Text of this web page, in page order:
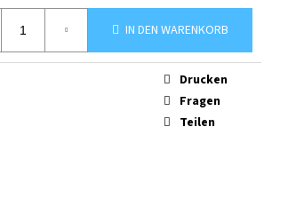
IN DEN WARENKORB
Drucken
Fragen
Teilen